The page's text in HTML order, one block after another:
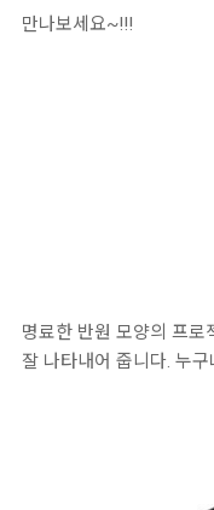
만나보세요~!!!
명료한 반원 모양의 프로
잘 나타내어 줍니다. 누